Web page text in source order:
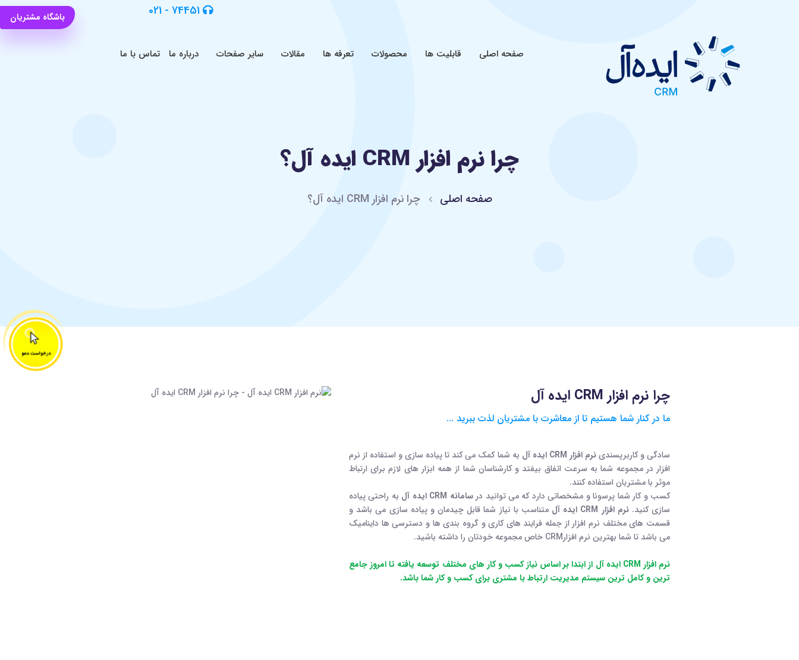
باشگاه مشتریان 74451 - 021
صفحه اصلی قابلیت ها محصولات تعرفه ها مقالات سایر صفحات درباره ما تماس با ما
چرا نرم افزار CRM ایده آل؟
صفحه اصلی چرا نرم افزار CRM ایده آل؟
چرا نرم افزار CRM ایده آل
ما در کنار شما هستیم تا از معاشرت با مشتریان لذت ببرید ...
سادگی و کاربرپسندینرم افزار CRM ایده آل
به شما کمک می کند تا پیاده سازی و استفاده از نرم
افزار در مجموعه شما به سرعت اتفاق بیفتد و کارشناسان شما از همه ابزار های لازم برای ارتباط
موثر با مشتریان استفاده کنند.
کسب و کار شما پرسونا و مشخصاتی دارد که می توانید درسامانه CRM ایده آل
به راحتی پیاده
سازی کنید.نرم افزار CRM ایده آل
متناسب با نیاز شما قابل چیدمان و پیاده سازی می باشد و
قسمت های مختلف نرم افزار از جمله فرایند های کاری و گروه بندی ها و دسترسی ها داینامیک
می باشد تا شما بهترین نرم افزارCRM خاص مجموعه خودتان را داشته باشید.
نرم افزار CRM ایده آل از ابتدا بر اساس نیاز کسب و کار های مختلف توسعه یافته تا امروز جامع
ترین و کامل ترین سیستم مدیریت ارتباط با مشتری برای کسب و کار شما باشد.